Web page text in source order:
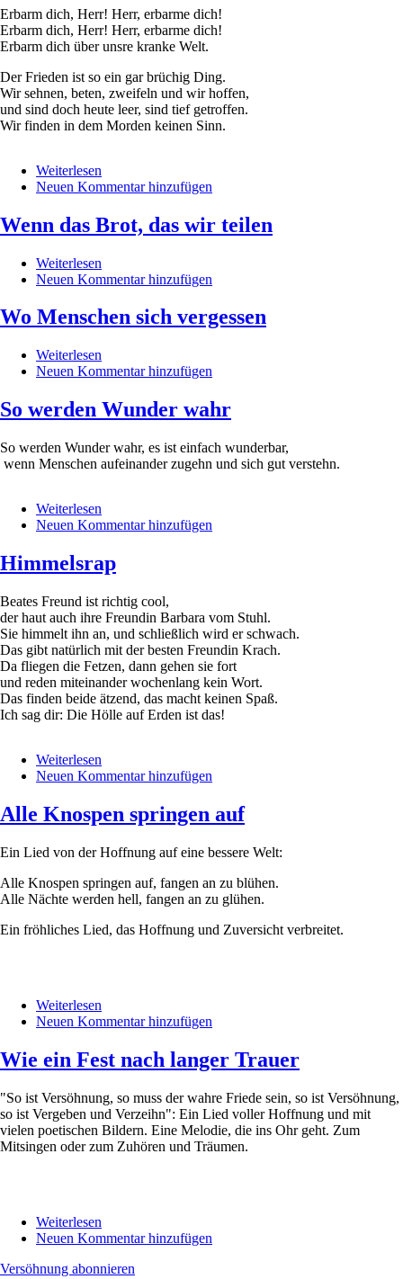
Erbarm dich, Herr! Herr, erbarme dich!
Erbarm dich, Herr! Herr, erbarme dich!
Erbarm dich über unsre kranke Welt.
Der Frieden ist so ein gar brüchig Ding.
Wir sehnen, beten, zweifeln und wir hoffen,
und sind doch heute leer, sind tief getroffen.
Wir finden in dem Morden keinen Sinn.
Weiterlesen
Lied
Paris
Neuen Kommentar hinzufügen
Wenn das Brot, das wir teilen
Weiterlesen
Wenn
Brot,
das
Neuen Kommentar hinzufügen
Wo Menschen sich vergessen
Weiterlesen
Wo
sich
vergessen
Neuen Kommentar hinzufügen
So werden Wunder wahr
So werden Wunder wahr, es ist einfach wunderbar,
wenn Menschen aufeinander zugehn und sich gut verstehn.
Weiterlesen
So
Wunder
wahr
Neuen Kommentar hinzufügen
Himmelsrap
Beates Freund ist richtig cool,
der haut auch ihre Freundin Barbara vom Stuhl.
Sie himmelt ihn an, und schließlich wird er schwach.
Das gibt natürlich mit der besten Freundin Krach.
Da fliegen die Fetzen, dann gehen sie fort
und reden miteinander wochenlang kein Wort.
Das finden beide ätzend, das macht keinen Spaß.
Ich sag dir: Die Hölle auf Erden ist das!
Weiterlesen
Himmelsrap
Neuen Kommentar hinzufügen
Alle Knospen springen auf
Ein Lied von der Hoffnung auf eine bessere Welt:
Alle Knospen springen auf, fangen an zu blühen.
Alle Nächte werden hell, fangen an zu glühen.
Ein fröhliches Lied, das Hoffnung und Zuversicht verbreitet.
Weiterlesen
Alle
springen
auf
Neuen Kommentar hinzufügen
Wie ein Fest nach langer Trauer
"So ist Versöhnung, so muss der wahre Friede sein, so ist Versöhnung,
so ist Vergeben und Verzeihn": Ein Lied voller Hoffnung und mit
vielen poetischen Bildern. Eine Melodie, die ins Ohr geht. Zum
Mitsingen oder zum Zuhören und Träumen.
Weiterlesen
Wie
Fest
Neuen Kommentar hinzufügen
Versöhnung abonnieren